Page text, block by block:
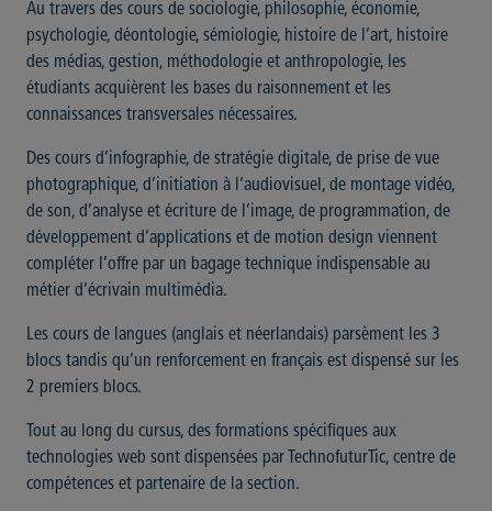
Au travers des cours de sociologie, philosophie, économie,
psychologie, déontologie, sémiologie, histoire de l’art, histoire
des médias, gestion, méthodologie et anthropologie, les
étudiants acquièrent les bases du raisonnement et les
connaissances transversales nécessaires.
Des cours d’infographie, de stratégie digitale, de prise de vue
photographique, d’initiation à l’audiovisuel, de montage vidéo,
de son, d’analyse et écriture de l’image, de programmation, de
développement d’applications et de motion design viennent
compléter l’offre par un bagage technique indispensable au
métier d’écrivain multimédia.
Les cours de langues (anglais et néerlandais) parsèment les 3
blocs tandis qu’un renforcement en français est dispensé sur les
2 premiers blocs.
Tout au long du cursus, des formations spécifiques aux
technologies web sont dispensées par TechnofuturTic, centre de
compétences et partenaire de la section.